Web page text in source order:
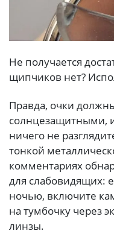
Не получается
щипчиков нет?
Правда, очки
солнцезащитными,
ничего не
тонкой
комментариях
для слабовидящих:
ночью, включите
на тумбочку через
линзы.